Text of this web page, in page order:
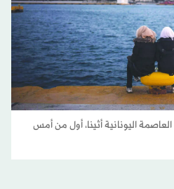
اليونانية أثينا، أول من أمس